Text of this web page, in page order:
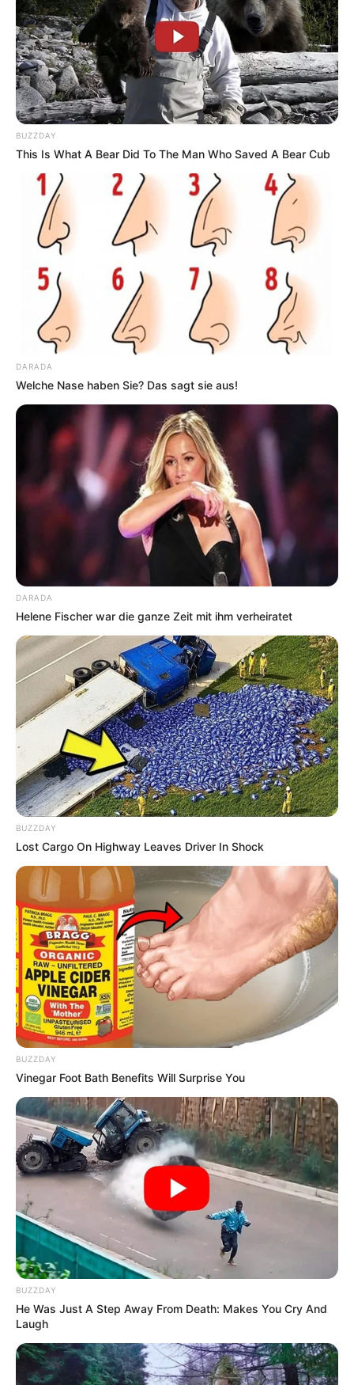
BUZZDAY
This Is What A Bear Did To The Man Who Saved A Bear Cub
DARADA
Welche Nase haben Sie? Das sagt sie aus!
DARADA
Helene Fischer war die ganze Zeit mit ihm verheiratet
BUZZDAY
Lost Cargo On Highway Leaves Driver In Shock
BUZZDAY
Vinegar Foot Bath Benefits Will Surprise You
BUZZDAY
He Was Just A Step Away From Death: Makes You Cry And
Laugh